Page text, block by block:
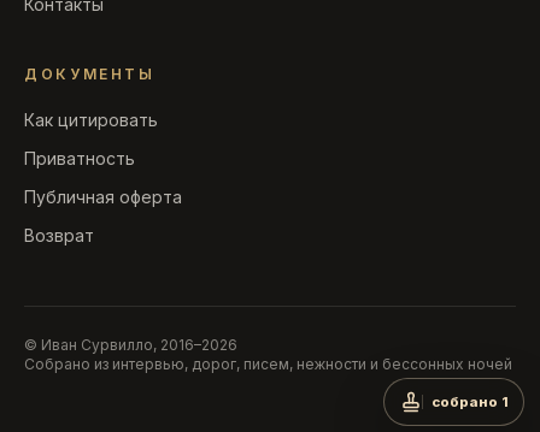
собрано 1
Контакты
ДОКУМЕНТЫ
Как цитировать
Приватность
Публичная оферта
Возврат
© Иван Сурвилло, 2016–2026
Собрано из интервью, дорог, писем, нежности и бессонных ночей